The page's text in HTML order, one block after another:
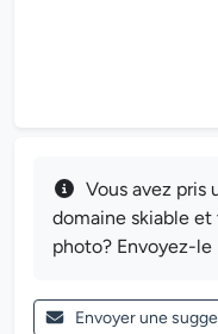
Vous avez pris
domaine skiable
photo? Envoyez-le
Envoyer une